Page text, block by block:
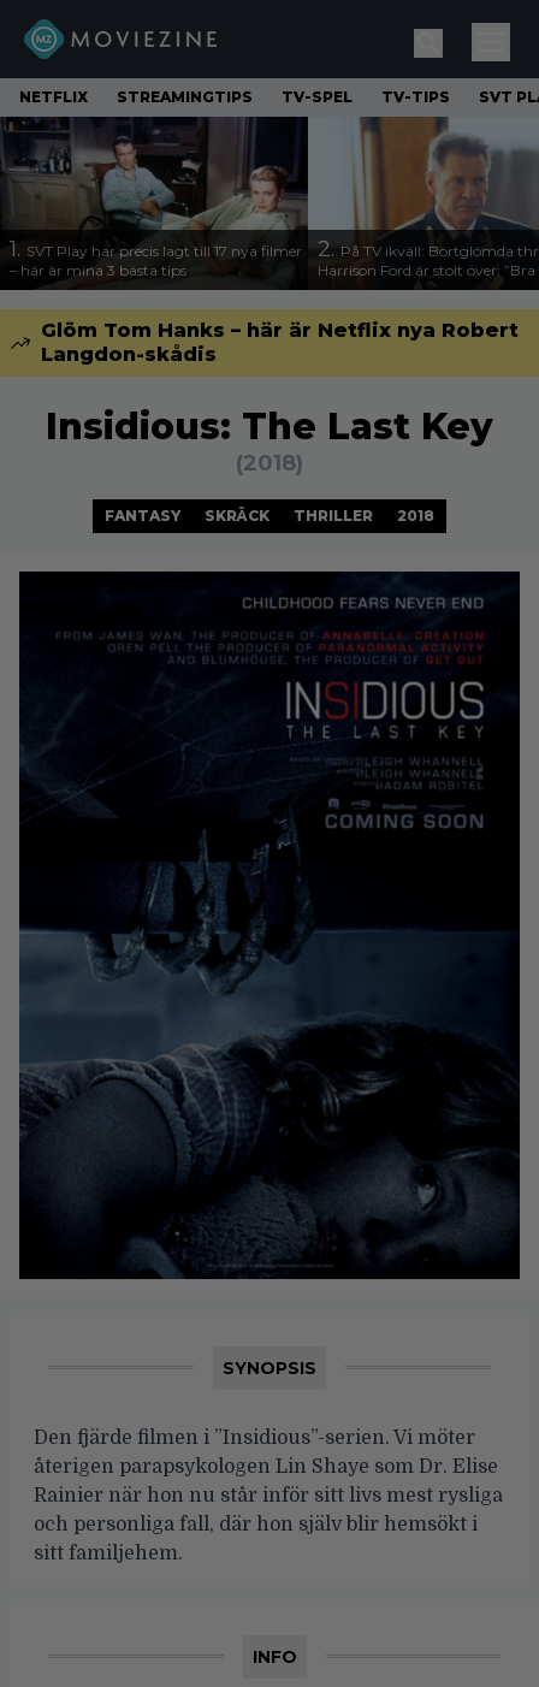
NETFLIX STREAMINGTIPS TV-SPEL TV-TIPS SVT
1. SVT Play har precis lagt till 17 nya filmer
– här är mina 3 bästa tips
2. På TV ikväll: Bortglömda
Harrison Ford är stolt över:
Glöm Tom Hanks – här är Netflix nya Robert
Langdon-skådis
Insidious: The Last Key
(2018)
FANTASY SKRÄCK THRILLER 2018
SYNOPSIS
Den fjärde filmen i ”Insidious”-serien. Vi möter
återigen parapsykologen Lin Shaye som Dr. Elise
Rainier när hon nu står inför sitt livs mest rysliga
och personliga fall, där hon själv blir hemsökt i
sitt familjehem.
INFO